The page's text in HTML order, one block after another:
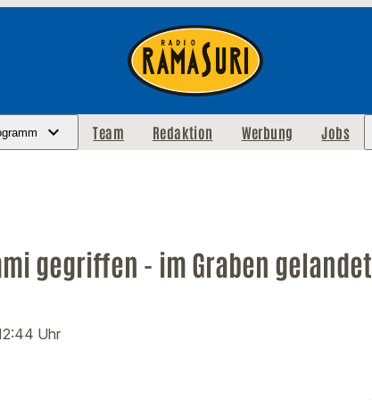
Team Redaktion Werbung Jobs
gegriffen - im Graben gelandet
Uhr